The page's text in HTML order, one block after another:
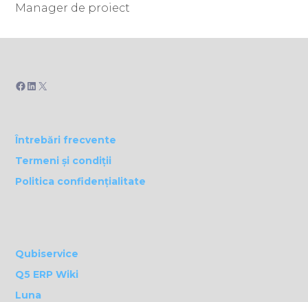
Manager de proiect
Facebook
LinkedIn
X
Întrebări frecvente
Termeni și condiții
Politica confidențialitate
Qubiservice
Q5 ERP Wiki
Luna